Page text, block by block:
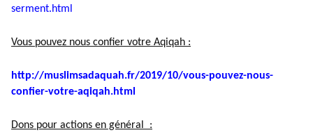
serment.html
Vous pouvez nous confier votre Aqiqah :
http://muslimsadaquah.fr/2019/10/vous-pouvez-nous-
confier-votre-aqiqah.html
Dons pour actions en général :